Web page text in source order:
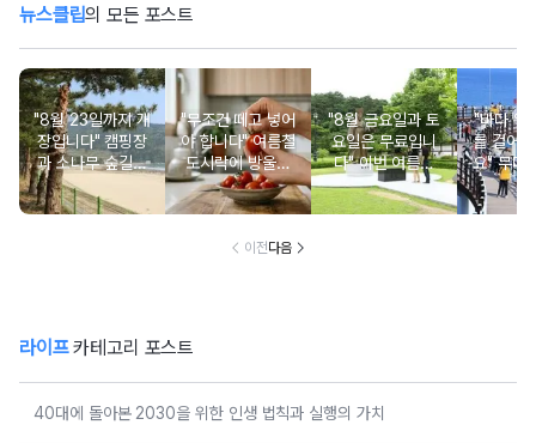
뉴스클립의 모든 포스트
"8월 23일까지 개
장입니다" 캠핑장
과 소나무 숲길이
붙어있는 조용한
남해 해수욕장
"무조건 떼고 넣어
야 합니다" 여름철
도시락에 방울토
마토 꼭지 그대로
넣으면 생기는 일
"8월 금요일과 토
요일은 무료입니
다" 이번 여름에
무료로 입장 가능
한 의미 있는 여행
"바다 위
를 걸어
요" 무더
만드는
풍경
이전다음
라이프카테고리 포스트
40대에 돌아본 2030을 위한 인생 법칙과 실행의 가치